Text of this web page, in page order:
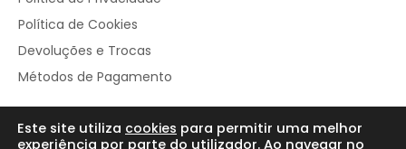
Política de Cookies
Devoluções e Trocas
Métodos de Pagamento
© Repleto de Vida 2025
Este site utiliza cookies para permitir uma melhor
experiência por parte do utilizador. Ao navegar no